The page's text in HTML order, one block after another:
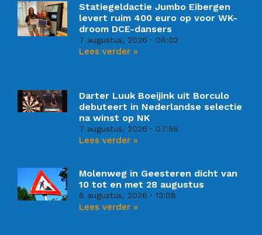
Statiegeldactie Jumbo Eibergen
levert ruim 400 euro op voor WK-
droom DCE-dansers
7 augustus, 2026 08:02
Lees verder »
Darter Luuk Boeijink uit Borculo
debuteert in Nederlandse selectie
na winst op NK
7 augustus, 2026 07:56
Lees verder »
Molenweg in Geesteren dicht van
10 tot en met 28 augustus
6 augustus, 2026 13:08
Lees verder »